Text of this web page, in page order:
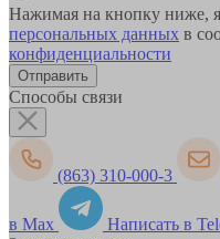
Нажимая на кнопку ниже,
персональных данных в
конфиденциальности
Способы связи
(863) 310-000-3
в Max
Написать в